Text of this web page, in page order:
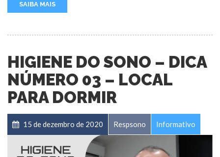
SAIBA MAIS
HIGIENE DO SONO – DICA
NÚMERO 03 – LOCAL
PARA DORMIR
15 de dezembro de 2020 Respsono Informativo